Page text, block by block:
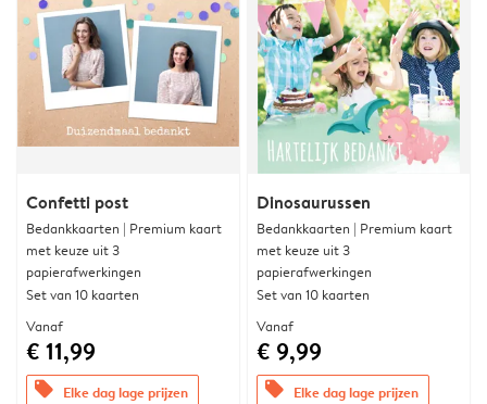
Confetti post
Bedankkaarten | Premium kaart
met keuze uit 3
papierafwerkingen
Set van 10 kaarten
Vanaf
€ 11,99
offers Elke dag lage prijzen
Dinosaurussen
Bedankkaarten | Premium kaart
met keuze uit 3
papierafwerkingen
Set van 10 kaarten
Vanaf
€ 9,99
offers Elke dag lage prijzen